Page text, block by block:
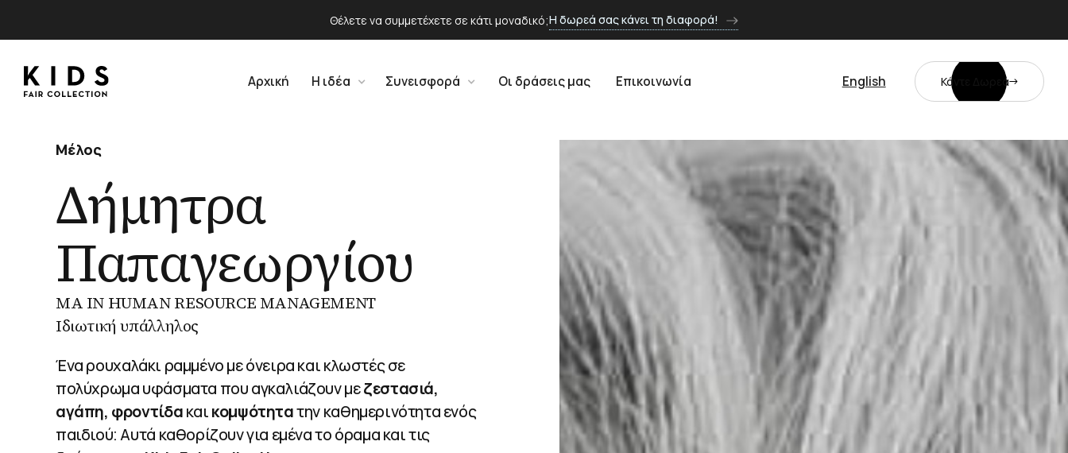
Θέλετε να συμμετέχετε σε κάτι μοναδικό;Η δωρεά σας κάνει τη διαφορά!
Αρχική Η ιδέα Συνεισφορά Οι δράσεις μας Επικοινωνία English Κάντε Δωρεά
Μέλος
Δήμητρα
Παπαγεωργίου
MA IN HUMAN RESOURCE MANAGEMENT
Ιδιωτική υπάλληλος
Ένα ρουχαλάκι ραμμένο με όνειρα και κλωστές σε
πολύχρωμα υφάσματα που αγκαλιάζουν μεζεστασιά,
αγάπη, φροντίδακαικομψότητατην καθημερινότητα ενός
παιδιού: Αυτά καθορίζουν για εμένα το όραμα και τις